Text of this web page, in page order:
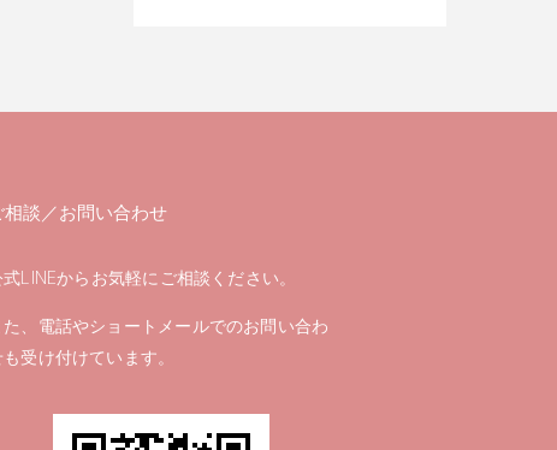
相談／お問い合わせ
LINEからお気軽にご相談ください。
た、電話やショートメールでのお問い合わ
受け付けています。